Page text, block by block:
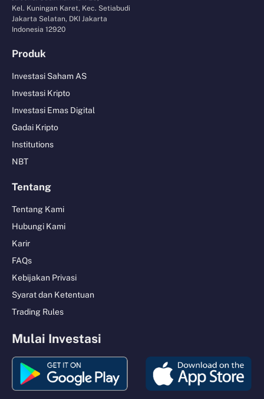
Kel. Kuningan Karet, Kec. Setiabudi
Jakarta Selatan, DKI Jakarta
Indonesia 12920
Produk
Investasi Saham AS
Investasi Kripto
Investasi Emas Digital
Gadai Kripto
Institutions
NBT
Tentang
Tentang Kami
Hubungi Kami
Karir
FAQs
Kebijakan Privasi
Syarat dan Ketentuan
Trading Rules
Mulai Investasi